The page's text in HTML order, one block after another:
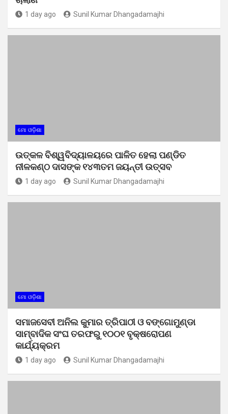
1 day ago Sunil Kumar Dhangadamajhi
ମୋ ଓଡ଼ିଶା
ଉତ୍କଳ ବିଶ୍ୱବିଦ୍ୟାଳୟରେ ପାଳିତ ହେଲା ପଣ୍ଡିତ
ନୀଳକଣ୍ଠ ଦାସଙ୍କ ୧୪୩ତମ ଜୟନ୍ତୀ ଉତ୍ସବ
1 day ago Sunil Kumar Dhangadamajhi
ମୋ ଓଡ଼ିଶା
ସମାଜସେବୀ ଅନିଲ କୁମାର ତ୍ରିପାଠୀ ଓ ବଙ୍ଗୋମୁଣ୍ଡା
ସାମ୍ବାଦିକ ସଂଘ ତରଫରୁ ୧୦୦୧ ବୃକ୍ଷରୋପଣ
କାର୍ଯ୍ୟକ୍ରମ
1 day ago Sunil Kumar Dhangadamajhi